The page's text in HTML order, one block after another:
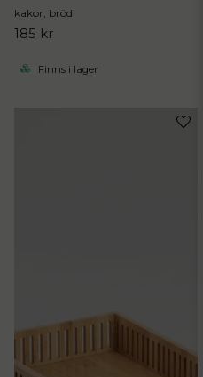
kakor, bröd
185 kr
Finns i lager